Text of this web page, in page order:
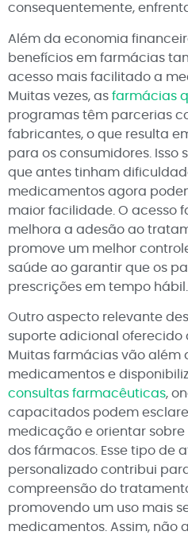
consequentemente,
Além da economia
benefícios em farmácias
acesso mais facilitado a
Muitas vezes, as farmácias
programas têm parcerias
fabricantes, o que resulta
para os consumidores. Isso
que antes tinham
medicamentos agora
maior facilidade. O acesso
melhora a adesão ao
promove um melhor
saúde ao garantir que os
prescrições em tempo hábil.
Outro aspecto relevante
suporte adicional oferecido
Muitas farmácias vão além
medicamentos e
consultas farmacêuticas,
capacitados podem
medicação e orientar
dos fármacos. Esse tipo de
personalizado contribui
compreensão do
promovendo um uso mais
medicamentos. Assim, não